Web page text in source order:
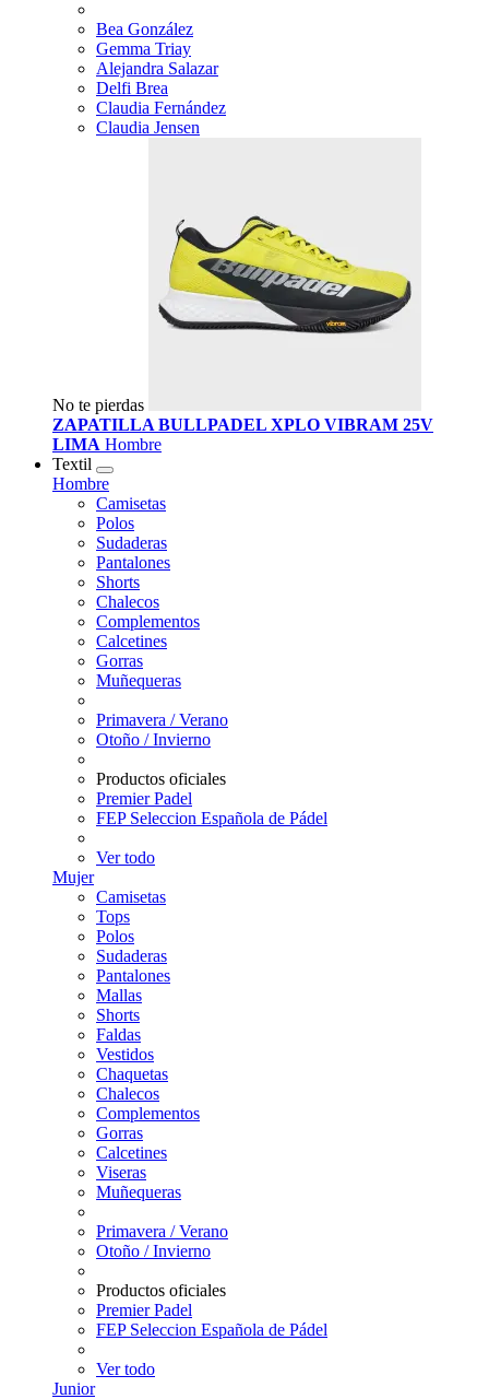
Bea González
Gemma Triay
Alejandra Salazar
Delfi Brea
Claudia Fernández
Claudia Jensen
No te pierdas
ZAPATILLA BULLPADEL XPLO VIBRAM 25V
LIMA Hombre
Textil
Hombre
Camisetas
Polos
Sudaderas
Pantalones
Shorts
Chalecos
Complementos
Calcetines
Gorras
Muñequeras
Primavera / Verano
Otoño / Invierno
Productos oficiales
Premier Padel
FEP Seleccion Española de Pádel
Ver todo
Mujer
Camisetas
Tops
Polos
Sudaderas
Pantalones
Mallas
Shorts
Faldas
Vestidos
Chaquetas
Chalecos
Complementos
Gorras
Calcetines
Viseras
Muñequeras
Primavera / Verano
Otoño / Invierno
Productos oficiales
Premier Padel
FEP Seleccion Española de Pádel
Ver todo
Junior